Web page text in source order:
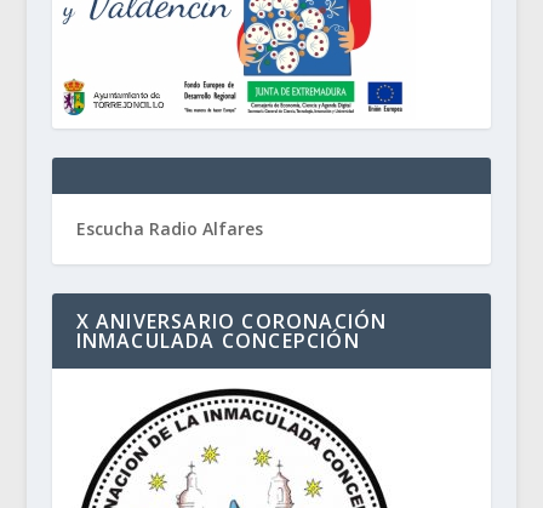
Escucha Radio Alfares
X ANIVERSARIO CORONACIÓN
INMACULADA CONCEPCIÓN